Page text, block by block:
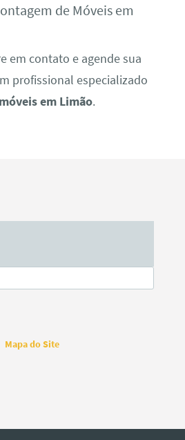
de Móveis em
em contato e agende sua
profissional especializado
em Limão.
Mapa do Site